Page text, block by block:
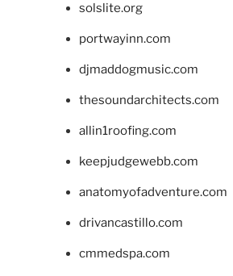
solslite.org
portwayinn.com
djmaddogmusic.com
thesoundarchitects.com
allin1roofing.com
keepjudgewebb.com
anatomyofadventure.com
drivancastillo.com
cmmedspa.com